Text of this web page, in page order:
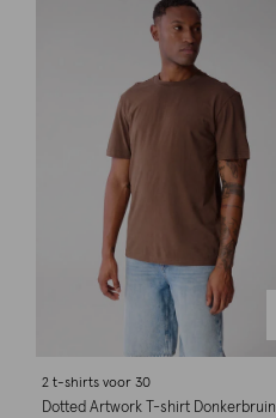
2 t-shirts voor 30
Dotted Artwork T-shirt Donkerbruin